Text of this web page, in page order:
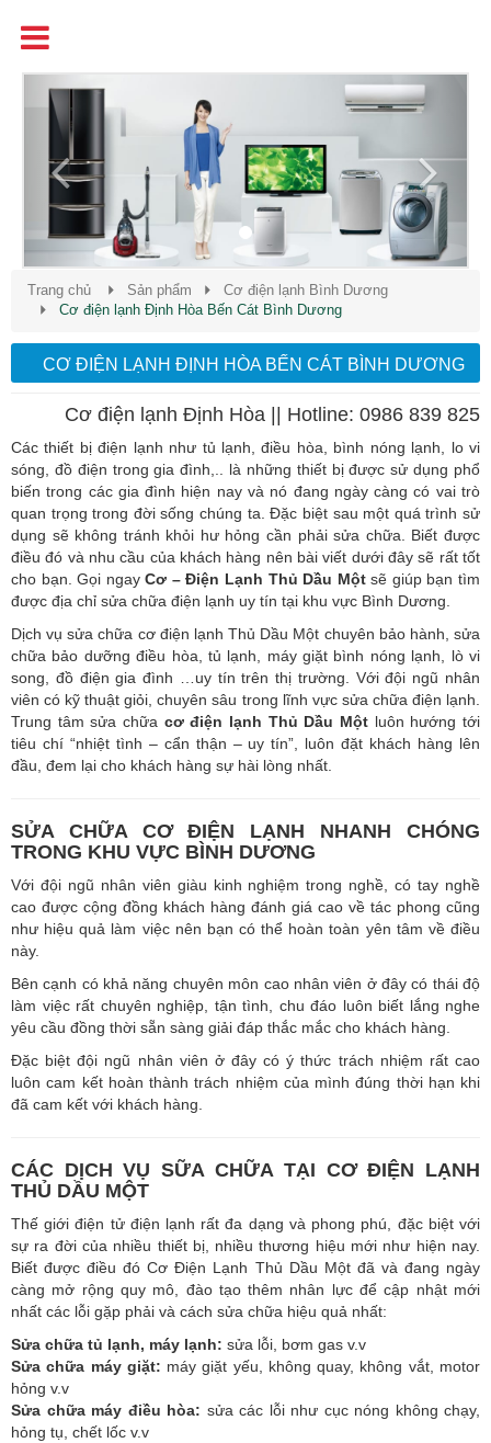
Previous
Trang chủ Sản phẩm
Cơ điện lạnh Bình Dương
Cơ điện lạnh Định Hòa Bến Cát Bình Dương
CƠ ĐIỆN LẠNH ĐỊNH HÒA BẾN CÁT BÌNH DƯƠNG
Cơ điện lạnh Định Hòa || Hotline: 0986 839 825
Các thiết bị điện lạnh như tủ lạnh, điều hòa, bình nóng lạnh, lo vi
sóng, đồ điện trong gia đình,.. là những thiết bị được sử dụng phổ
biến trong các gia đình hiện nay và nó đang ngày càng có vai trò
quan trọng trong đời sống chúng ta. Đặc biệt sau một quá trình sử
dụng sẽ không tránh khỏi hư hỏng cần phải sửa chữa. Biết được
điều đó và nhu cầu của khách hàng nên bài viết dưới đây sẽ rất tốt
cho bạn. Gọi ngayCơ – Điện Lạnh Thủ Dầu Mộtsẽ giúp bạn tìm
được địa chỉ sửa chữa điện lạnh uy tín tại khu vực Bình Dương.
Dịch vụ sửa chữa cơ điện lạnh Thủ Dầu Một chuyên bảo hành, sửa
chữa bảo dưỡng điều hòa, tủ lạnh, máy giặt bình nóng lạnh, lò vi
song, đồ điện gia đình …uy tín trên thị trường. Với đội ngũ nhân
viên có kỹ thuật giỏi, chuyên sâu trong lĩnh vực sửa chữa điện lạnh.
Trung tâm sửa chữa cơ điện lạnh Thủ Dầu Một luôn hướng tới
tiêu chí “nhiệt tình – cẩn thận – uy tín”, luôn đặt khách hàng lên
đầu, đem lại cho khách hàng sự hài lòng nhất.
SỬA CHỮA CƠ ĐIỆN LẠNH NHANH CHÓNG
TRONG KHU VỰC BÌNH DƯƠNG
Với đội ngũ nhân viên giàu kinh nghiệm trong nghề, có tay nghề
cao được cộng đồng khách hàng đánh giá cao về tác phong cũng
như hiệu quả làm việc nên bạn có thể hoàn toàn yên tâm về điều
này.
Bên cạnh có khả năng chuyên môn cao nhân viên ở đây có thái độ
làm việc rất chuyên nghiệp, tận tình, chu đáo luôn biết lắng nghe
yêu cầu đồng thời sẵn sàng giải đáp thắc mắc cho khách hàng.
Đặc biệt đội ngũ nhân viên ở đây có ý thức trách nhiệm rất cao
luôn cam kết hoàn thành trách nhiệm của mình đúng thời hạn khi
đã cam kết với khách hàng.
CÁC DỊCH VỤ SỮA CHỮA TẠI CƠ ĐIỆN LẠNH
THỦ DẦU MỘT
Thế giới điện tử điện lạnh rất đa dạng và phong phú, đặc biệt với
sự ra đời của nhiều thiết bị, nhiều thương hiệu mới như hiện nay.
Biết được điều đó Cơ Điện Lạnh Thủ Dầu Một đã và đang ngày
càng mở rộng quy mô, đào tạo thêm nhân lực để cập nhật mới
nhất các lỗi gặp phải và cách sửa chữa hiệu quả nhất:
Sửa chữa tủ lạnh, máy lạnh: sửa lỗi, bơm gas v.v
Sửa chữa máy giặt: máy giặt yếu, không quay, không vắt, motor
hỏng v.v
Sửa chữa máy điều hòa: sửa các lỗi như cục nóng không chạy,
hỏng tụ, chết lốc v.v